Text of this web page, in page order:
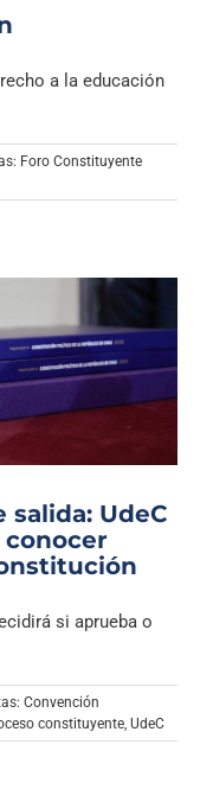
a la educación
Foro Constituyente
UdeC
conocer
si aprueba o
Convención
constituyente UdeC